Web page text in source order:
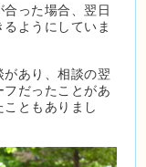
った場合、翌日
ようにしていま
あり、相談の翌
だったことがあ
ともありまし